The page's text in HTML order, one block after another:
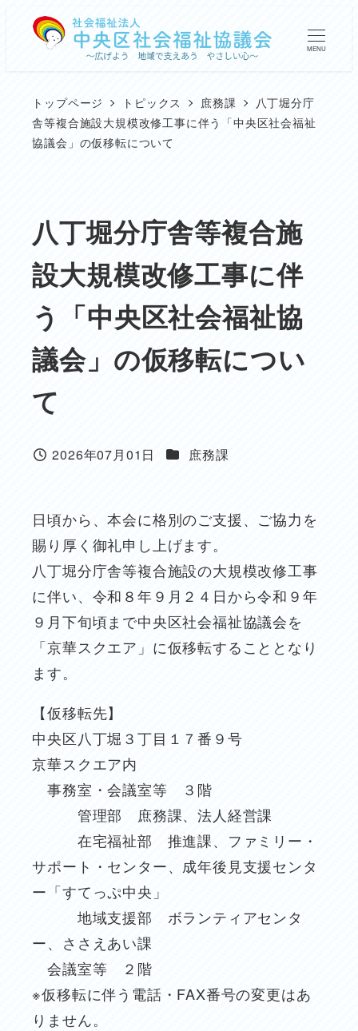
MENU
トップページ トピックス 庶務課
八丁堀分庁
舎等複合施設大規模改修工事に伴う「中央区社会福祉
協議会」の仮移転について
八丁堀分庁舎等複合施
設大規模改修工事に伴
う「中央区社会福祉協
議会」の仮移転につい
て
投稿日
2026年07月01日 カテゴリー
庶務課
日頃から、本会に格別のご支援、ご協力を
賜り厚く御礼申し上げます。
八丁堀分庁舎等複合施設の大規模改修工事
に伴い、令和８年９月２４日から令和９年
９月下旬頃まで中央区社会福祉協議会を
「京華スクエア」に仮移転することとなり
ます。
【仮移転先】
中央区八丁堀３丁目１７番９号
京華スクエア内
事務室・会議室等 ３階
管理部 庶務課、法人経営課
在宅福祉部 推進課、ファミリー・
サポート・センター、成年後見支援センタ
ー「すてっぷ中央」
地域支援部 ボランティアセンタ
ー、ささえあい課
会議室等 ２階
※仮移転に伴う電話・FAX番号の変更はあ
りません。